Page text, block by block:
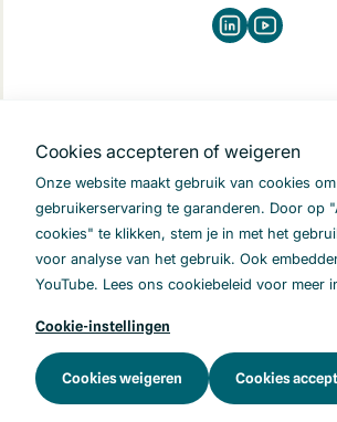
Cookies accepteren of weigeren
Onze website maakt gebruik van cookies
gebruikerservaring te garanderen. Door op
cookies" te klikken, stem je in met het
voor analyse van het gebruik. Ook
YouTube. Lees ons cookiebeleid voor meer
Cookie-instellingen
Cookies weigeren Cookies
LinkedInYoutube
Privacy
Digitale